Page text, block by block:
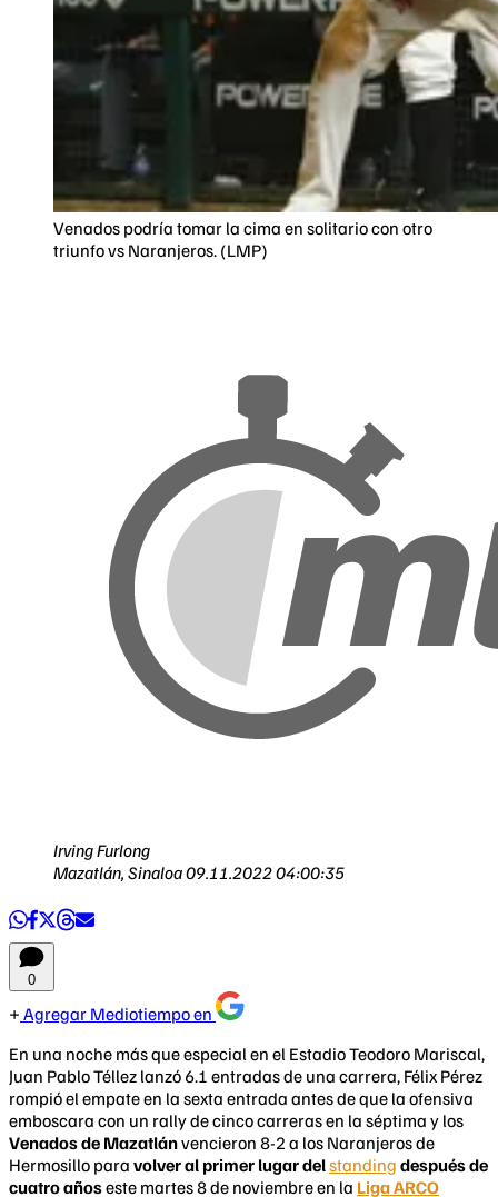
Venados podría tomar la cima en solitario con otro
triunfo vs Naranjeros. (LMP)
Irving Furlong
Mazatlán, Sinaloa09.11.2022 04:00:35
0
Agregar Mediotiempo en
En una noche más que especial en el Estadio Teodoro Mariscal,
Juan Pablo Téllez lanzó 6.1 entradas de una carrera, Félix Pérez
rompió el empate en la sexta entrada antes de que la ofensiva
emboscara con un rally de cinco carreras en la séptima y los
Venados de Mazatlánvencieron 8-2 a los Naranjeros de
Hermosillo para volver al primer lugardelstanding después de
cuatro añoseste martes 8 de noviembre en la Liga ARCO